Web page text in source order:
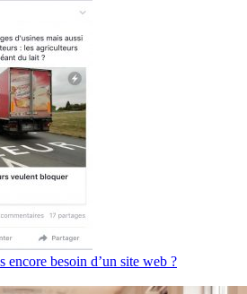
encore besoin d’un site web ?